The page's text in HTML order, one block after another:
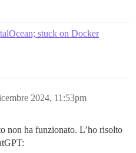
stuck on Docker
2024, 11:53pm
non ha funzionato. L’ho risolto